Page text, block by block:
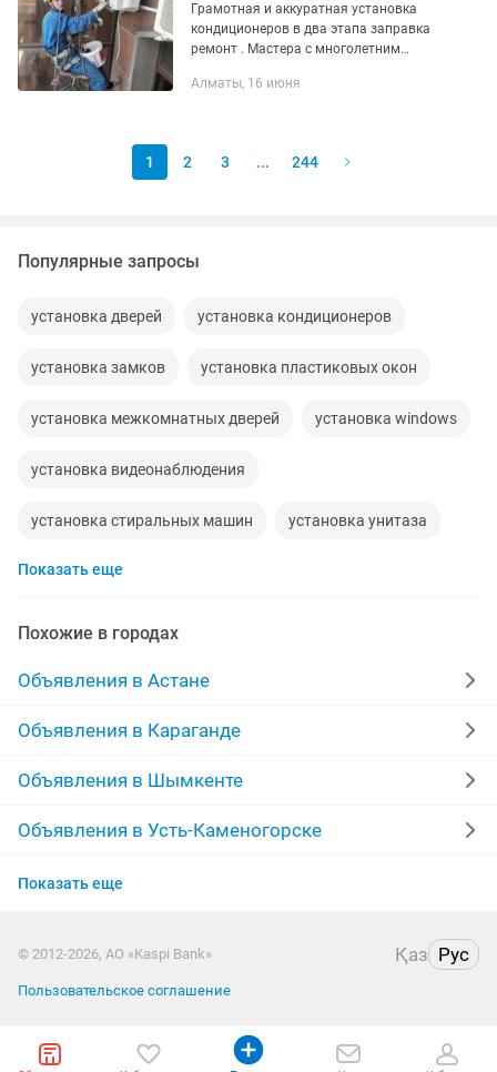
Грамотная и аккуратная установка
кондиционеров в два этапа заправка
ремонт . Мастера с многолетним
интересующим вопросам звоните или
Алматы, 16 июня
1 2 3 ... 244
Популярные запросы
установка дверей установка кондиционеров
установка замков установка пластиковых окон
установка межкомнатных дверей установка windows
установка видеонаблюдения
установка стиральных машин установка унитаза
установка счетчиков воды
установка входных дверей
установка батарей установка плинтусов
установка газовых плит
установка монтаж установка
установка телевизора
Показать еще
Похожие в городах
Объявления в Астане
Объявления в Караганде
Объявления в Шымкенте
Объявления в Усть-Каменогорске
Объявления в Актобе
Объявления в Таразе
Объявления в Павлодаре
Показать еще
© 2012-2026, АО «Kaspi Bank» Қаз Рус
Пользовательское соглашение